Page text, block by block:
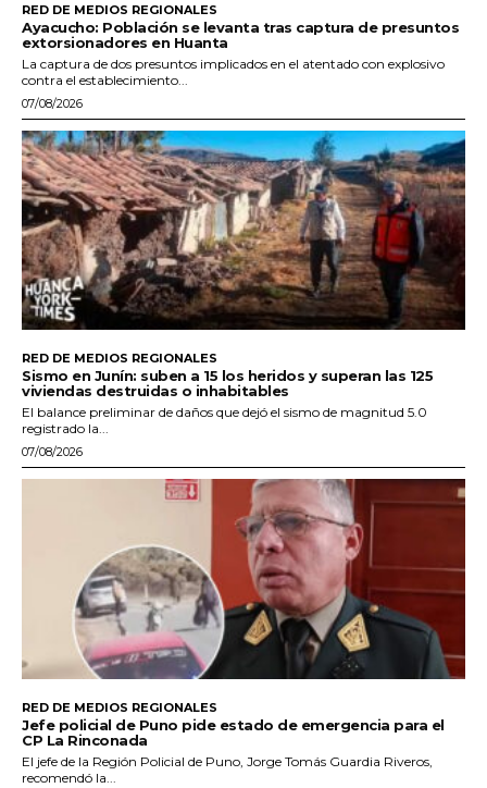
RED DE MEDIOS REGIONALES
Ayacucho: Población se levanta tras captura de presuntos
extorsionadores en Huanta
La captura de dos presuntos implicados en el atentado con explosivo
contra el establecimiento...
07/08/2026
RED DE MEDIOS REGIONALES
Sismo en Junín: suben a 15 los heridos y superan las 125
viviendas destruidas o inhabitables
El balance preliminar de daños que dejó el sismo de magnitud 5.0
registrado la...
07/08/2026
RED DE MEDIOS REGIONALES
Jefe policial de Puno pide estado de emergencia para el
CP La Rinconada
El jefe de la Región Policial de Puno, Jorge Tomás Guardia Riveros,
recomendó la...